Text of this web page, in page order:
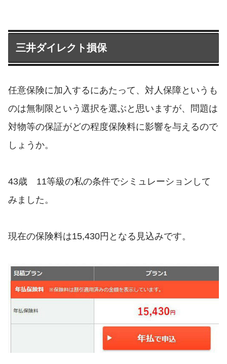
三井ダイレクト損保
任意保険に加入するにあたって、対人保障というも
のは無制限という選択を選ぶと思いますが、問題は
対物等の保証がどの程度保険料に影響を与えるので
しょうか。
43歳 11等級の私の条件でシミュレーションして
みました。
現在の保険料は15,430円となる見込みです。